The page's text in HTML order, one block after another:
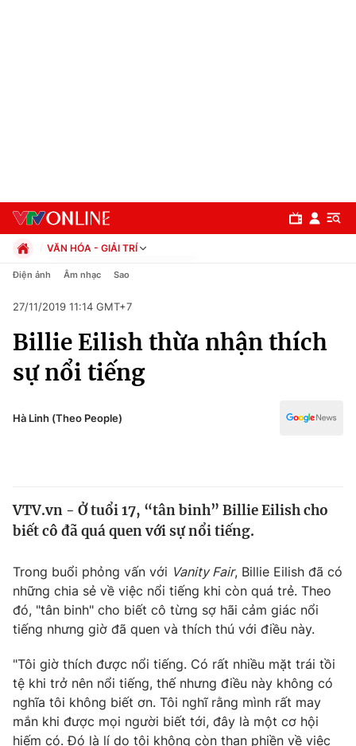
Chuyên mục
Chính trị
Tin tức
Thế giới đó đây
Kinh tế
Tài chính
Thị trường
Góc doanh nghiệp
Dữ liệu và đời sống
Truyền hình
Phim VTV
Giải trí
VĂN HÓA - GIẢI TRÍ
Chính trị
Pháp luật
Kinh tế
Thể thao
Truyền hình
Y tế
Điện ảnh Âm nhạc Sao
27/11/2019 11:14 GMT+7
Billie Eilish thừa nhận thích
sự nổi tiếng
Hà Linh (Theo People)
VTV.vn - Ở tuổi 17, “tân binh” Billie Eilish cho
biết cô đã quá quen với sự nổi tiếng.
Trong buổi phỏng vấn với Vanity Fair, Billie Eilish đã có
những chia sẻ về việc nổi tiếng khi còn quá trẻ. Theo
đó, "tân binh" cho biết cô từng sợ hãi cảm giác nổi
tiếng nhưng giờ đã quen và thích thú với điều này.
"Tôi giờ thích được nổi tiếng. Có rất nhiều mặt trái tồi
tệ khi trở nên nổi tiếng, thế nhưng điều này không có
nghĩa tôi không biết ơn. Tôi nghĩ rằng mình rất may
mắn khi được mọi người biết tới, đây là một cơ hội
hiếm có. Đó là lí do tôi không còn than phiền về việc